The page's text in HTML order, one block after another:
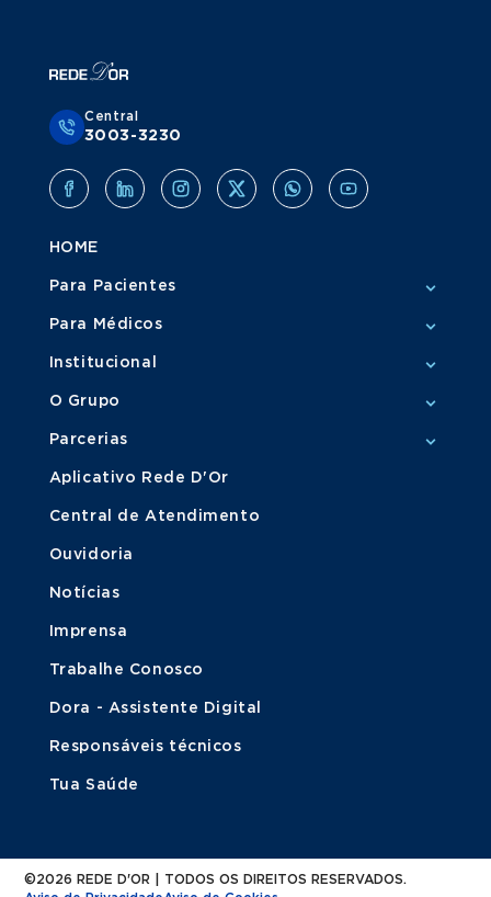
Central
3003-3230
HOME
Para Pacientes
Para Médicos
Institucional
O Grupo
Parcerias
Aplicativo Rede D'Or
Central de Atendimento
Ouvidoria
Notícias
Imprensa
Trabalhe Conosco
Dora - Assistente Digital
Responsáveis técnicos
Tua Saúde
©2026 REDE D'OR | TODOS OS DIREITOS RESERVADOS.